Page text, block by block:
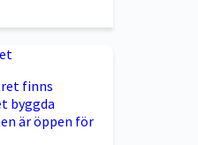
finns
byggda
är öppen för